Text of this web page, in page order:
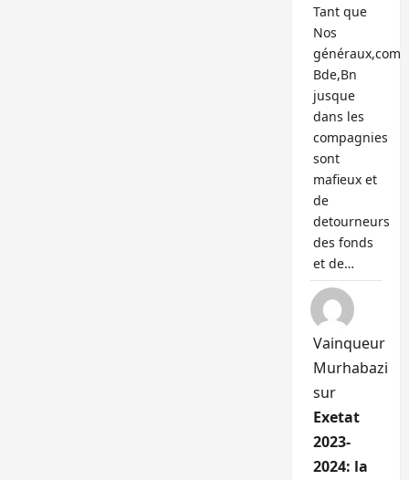
Tant que
Nos
généraux,com
Bde,Bn
jusque
dans les
compagnies
sont
mafieux et
de
detourneurs
des fonds
et de…
Vainqueur
Murhabazi
sur
Exetat
2023-
2024: la